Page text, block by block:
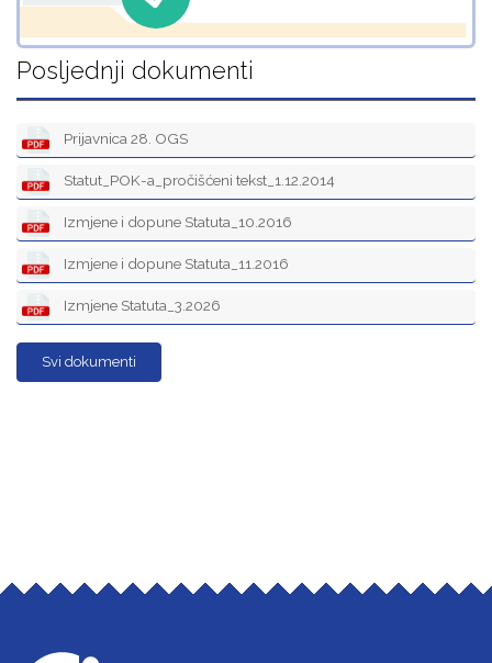
Posljednji dokumenti
Prijavnica 28. OGS
Statut_POK-a_pročišćeni tekst_1.12.2014
Izmjene i dopune Statuta_10.2016
Izmjene i dopune Statuta_11.2016
Izmjene Statuta_3.2026
Svi dokumenti